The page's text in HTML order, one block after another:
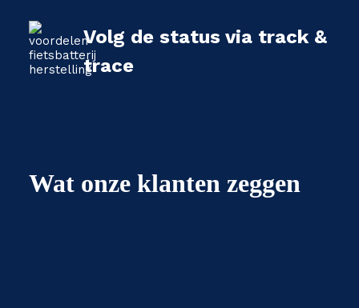
Volg de status via track &
trace
Wat onze klanten zeggen